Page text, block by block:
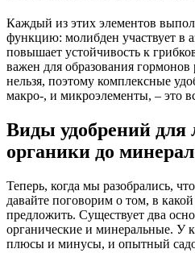
Каждый из этих элементов
функцию: молибден участвует в
повышает устойчивость к
важен для образования
нельзя, поэтому комплексные
макро-, и микроэлементы, – это
Виды удобрений для
органики до
Теперь, когда мы разобрались,
давайте поговорим о том, в
предложить. Существует два
органические и минеральные. У
плюсы и минусы, и опытный